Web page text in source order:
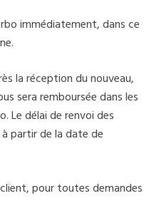
immédiatement, dans ce
la réception du nouveau,
sera remboursée dans les
Le délai de renvoi des
partir de la date de
pour toutes demandes